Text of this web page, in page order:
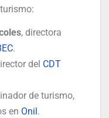
, directora
.
del CDT
de turismo,
en Onil.